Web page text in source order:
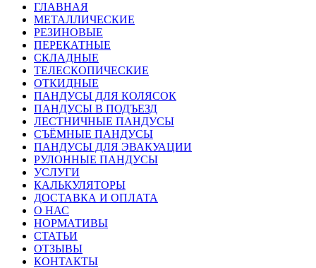
ГЛАВНАЯ
МЕТАЛЛИЧЕСКИЕ
РЕЗИНОВЫЕ
ПЕРЕКАТНЫЕ
СКЛАДНЫЕ
ТЕЛЕСКОПИЧЕСКИЕ
ОТКИДНЫЕ
ПАНДУСЫ ДЛЯ КОЛЯСОК
ПАНДУСЫ В ПОДЪЕЗД
ЛЕСТНИЧНЫЕ ПАНДУСЫ
СЪЁМНЫЕ ПАНДУСЫ
ПАНДУСЫ ДЛЯ ЭВАКУАЦИИ
РУЛОННЫЕ ПАНДУСЫ
УСЛУГИ
КАЛЬКУЛЯТОРЫ
ДОСТАВКА И ОПЛАТА
О НАС
НОРМАТИВЫ
СТАТЬИ
ОТЗЫВЫ
КОНТАКТЫ